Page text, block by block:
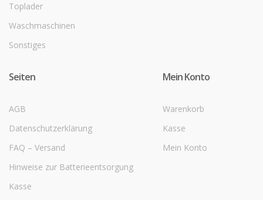
Toplader
Waschmaschinen
Sonstiges
Seiten
AGB
Datenschutzerklärung
FAQ – Versand
Hinweise zur Batterieentsorgung
Kasse
Mein Konto
Warenkorb
Kasse
Mein Konto